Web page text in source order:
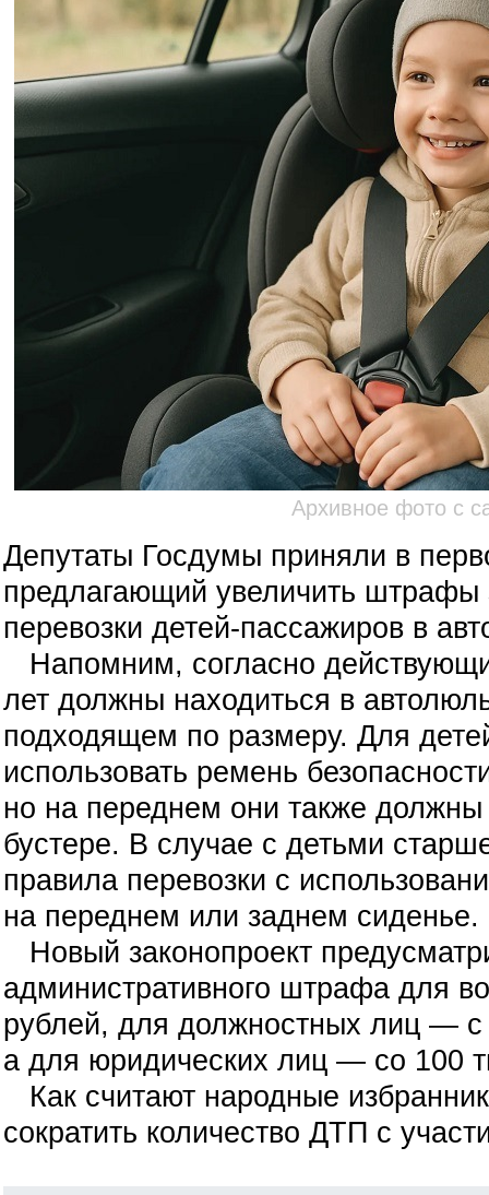
Архивное фото с
Депутаты Госдумы приняли в
предлагающий увеличить
перевозки детей-пассажиров в
Напомним, согласно
лет должны находиться в
подходящем по размеру. Для
использовать ремень
но на переднем они также
бустере. В случае с детьми
правила перевозки с
на переднем или заднем сиденье.
Новый законопроект
административного штрафа для
рублей, для должностных лиц —
а для юридических лиц — со 100
Как считают народные
сократить количество ДТП с